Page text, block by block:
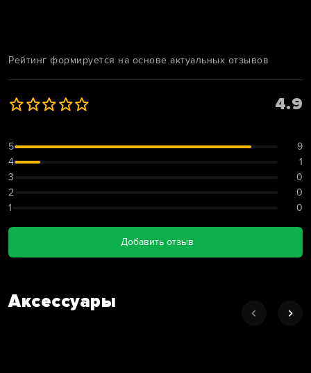
Рейтинг формируется на основе актуальных отзывов
4.9
5
9
4
1
3
0
2
0
1
0
Добавить отзыв
Аксессуары